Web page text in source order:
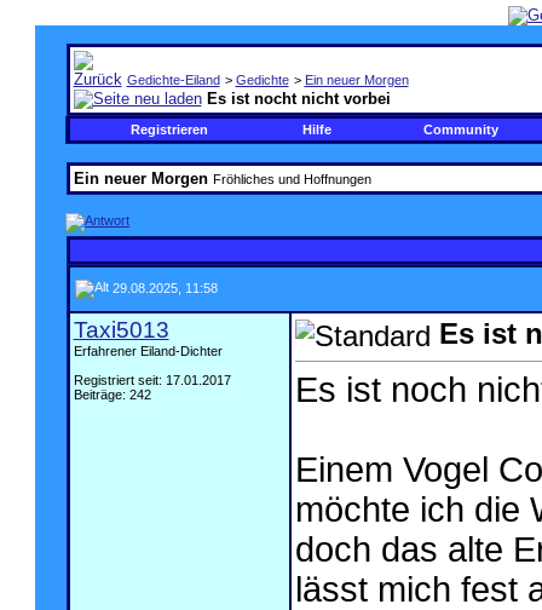
Gedichte-Eiland > Gedichte > Ein neuer Morgen
Es ist nocht nicht vorbei
Registrieren Hilfe Community
Ein neuer Morgen Fröhliches und Hoffnungen
29.08.2025, 11:58
Taxi5013
Erfahrener Eiland-Dichter
Registriert seit: 17.01.2017
Beiträge: 242
Es ist
Es ist noch
Einem Vogel
möchte ich die
doch das alte
lässt mich fest